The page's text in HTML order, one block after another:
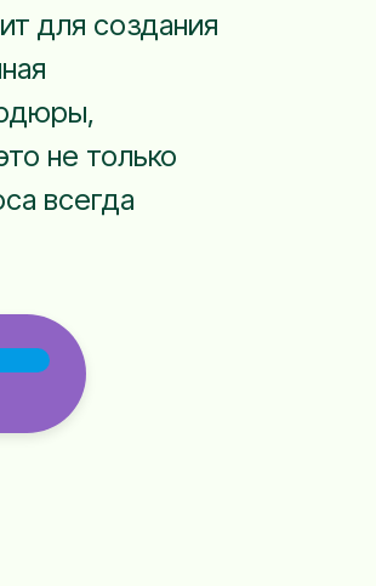
для создания
не только
всегда